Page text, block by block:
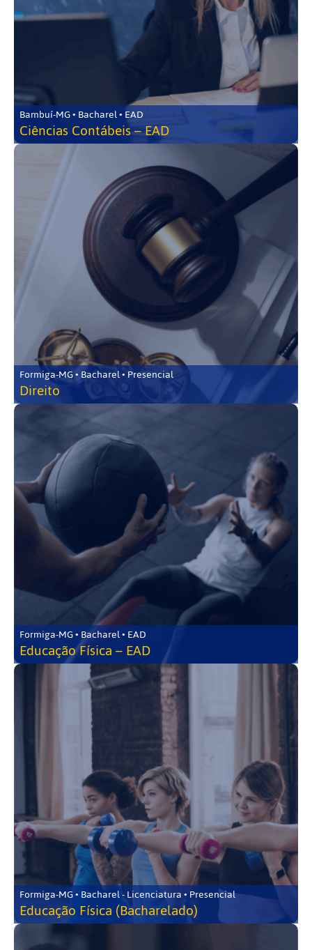
Bambuí-MG • Bacharel • EAD
Ciências Contábeis – EAD
Formiga-MG • Bacharel • Presencial
Direito
Formiga-MG • Bacharel • EAD
Educação Física – EAD
Formiga-MG • Bacharel - Licenciatura • Presencial
Educação Física (Bacharelado)